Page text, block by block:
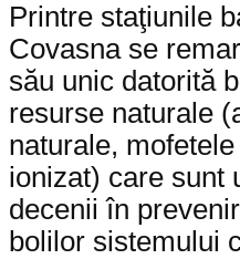
Printre staţiunile
Covasna se
său unic datorită
resurse naturale
naturale,
ionizat) care sunt
decenii în
bolilor sistemului